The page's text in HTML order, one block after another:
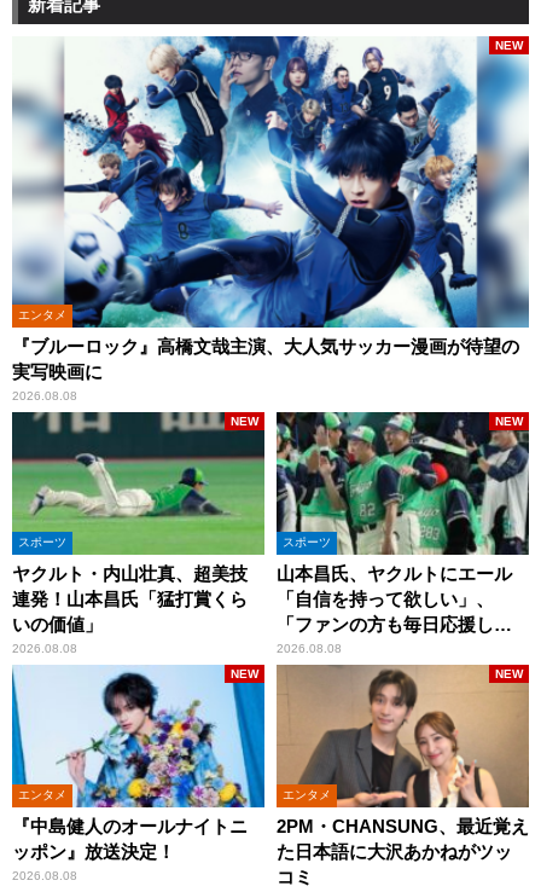
エンタメ
『ブルーロック』高橋文哉主演、大人気サッカー漫画が待望の
実写映画に
2026.08.08
NEW
スポーツ
ヤクルト・内山壮真、超美技
連発！山本昌氏「猛打賞くら
いの価値」
2026.08.08
NEW
スポーツ
山本昌氏、ヤクルトにエール
「自信を持って欲しい」、
「ファンの方も毎日応援して
くれています」
2026.08.08
NEW
エンタメ
『中島健人のオールナイトニ
ッポン』放送決定！
2026.08.08
NEW
エンタメ
2PM・CHANSUNG、最近覚え
た日本語に大沢あかねがツッ
コミ
NEW